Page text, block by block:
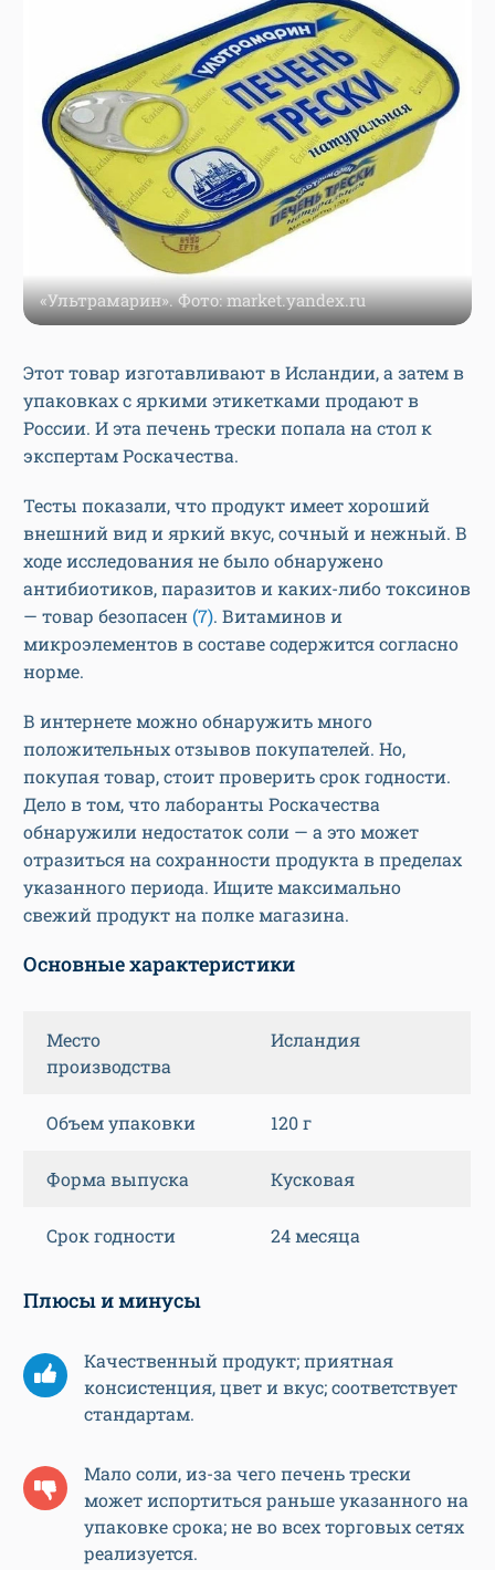
«Ультрамарин». Фото: market.yandex.ru
Этот товар изготавливают в Исландии, а затем в
упаковках с яркими этикетками продают в
России. И эта печень трески попала на стол к
экспертам Роскачества.
Тесты показали, что продукт имеет хороший
внешний вид и яркий вкус, сочный и нежный. В
ходе исследования не было обнаружено
антибиотиков, паразитов и каких-либо токсинов
— товар безопасен (7). Витаминов и
микроэлементов в составе содержится согласно
норме.
В интернете можно обнаружить много
положительных отзывов покупателей. Но,
покупая товар, стоит проверить срок годности.
Дело в том, что лаборанты Роскачества
обнаружили недостаток соли — а это может
отразиться на сохранности продукта в пределах
указанного периода. Ищите максимально
свежий продукт на полке магазина.
Основные характеристики
Место
производства
Исландия
Объем упаковки 120 г
Форма выпуска Кусковая
Срок годности 24 месяца
Плюсы и минусы
Качественный продукт; приятная
консистенция, цвет и вкус; соответствует
стандартам.
Мало соли, из-за чего печень трески
может испортиться раньше указанного на
упаковке срока; не во всех торговых сетях
реализуется.